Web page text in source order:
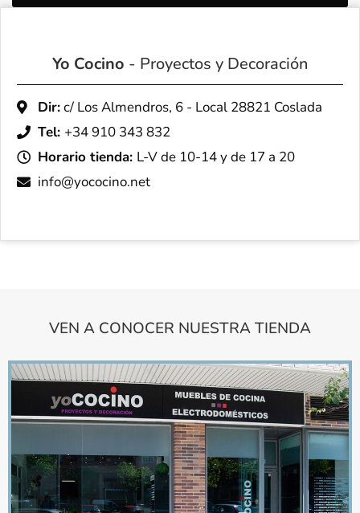
Yo Cocino - Proyectos y Decoración
Dir:c/ Los Almendros, 6 - Local 28821 Coslada
Tel: +34 910 343 832
Horario tienda: L-V de 10-14 y de 17 a 20
info@yococino.net
VEN A CONOCER NUESTRA TIENDA